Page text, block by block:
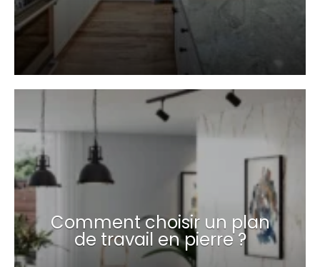
Comment choisir un plan
de travail en pierre ?